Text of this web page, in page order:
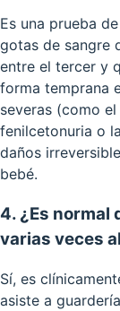
Es una prueba
gotas de sangre
entre el tercer y
forma temprana
severas (como
fenilcetonuria o
daños
bebé.
4. ¿Es normal
varias veces
Sí, es
asiste a